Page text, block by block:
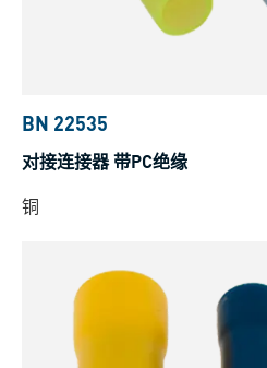
BN 22535
对接连接器 带PC绝缘
铜